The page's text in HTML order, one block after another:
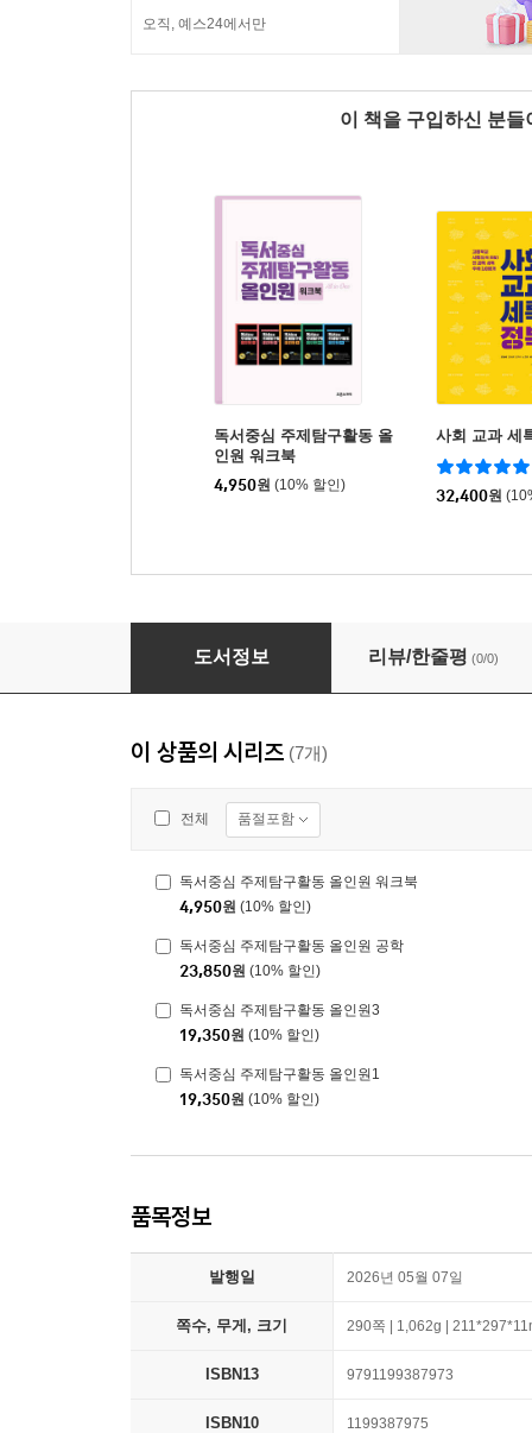
오직, 예스24에서만
이 책을 구입하신 분
독서중심 주제탐구활동 올
인원 워크북
4,950원 (10% 할인)
사회 교과 세
32,400원
독서중심 주제탐구활동 올인원 공학
도서정보 리뷰/한줄평 (0/0)
이 상품의 시리즈 (7개)
전체 품절포함
독서중심 주제탐구활동 올인원 워크북
4,950원 (10% 할인)
독서중심 주제탐구활동 올인원 공학
23,850원 (10% 할인)
독서중심 주제탐구활동 올인원3
19,350원 (10% 할인)
독서중심 주제탐구활동 올인원1
19,350원 (10% 할인)
품목정보
발행일 2026년 05월 07일
쪽수, 무게, 크기 290쪽 | 1,062g |
ISBN13 9791199387973
ISBN10 1199387975